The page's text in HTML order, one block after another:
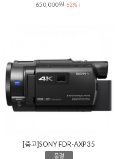
650,000원 62% ↓
[중고]SONY FDR-AXP35
품절